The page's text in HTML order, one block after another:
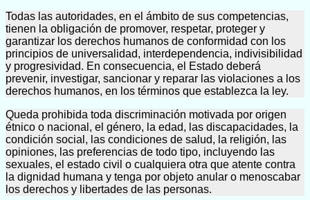
Todas las autoridades, en el ámbito de sus competencias,
tienen la obligación de promover, respetar, proteger y
garantizar los derechos humanos de conformidad con los
principios de universalidad, interdependencia, indivisibilidad
y progresividad. En consecuencia, el Estado deberá
prevenir, investigar, sancionar y reparar las violaciones a los
derechos humanos, en los términos que establezca la ley.
Queda prohibida toda discriminación motivada por origen
étnico o nacional, el género, la edad, las discapacidades, la
condición social, las condiciones de salud, la religión, las
opiniones, las preferencias de todo tipo, incluyendo las
sexuales, el estado civil o cualquiera otra que atente contra
la dignidad humana y tenga por objeto anular o menoscabar
los derechos y libertades de las personas.